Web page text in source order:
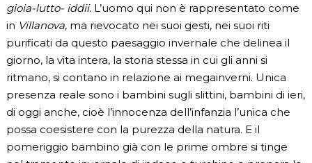
gioia-lutto- iddii. L’uomo qui non è rappresentato come
in Villanova, ma rievocato nei suoi gesti, nei suoi riti
purificati da questo paesaggio invernale che delinea il
giorno, la vita intera, la storia stessa in cui gli anni si
ritmano, si contano in relazione ai megainverni. Unica
presenza reale sono i bambini sugli slittini, bambini di ieri,
di oggi anche, cioè l’innocenza dell’infanzia l’unica che
possa coesistere con la purezza della natura. E il
pomeriggio bambino già con le prime ombre si tinge